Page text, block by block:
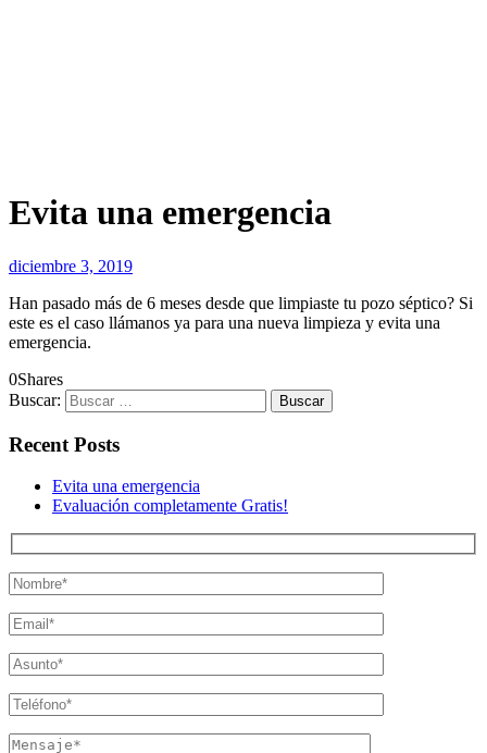
Evita una emergencia
diciembre 3, 2019
Han pasado más de 6 meses desde que limpiaste tu pozo séptico? Si
este es el caso llámanos ya para una nueva limpieza y evita una
emergencia.
0Shares
Buscar:
Recent Posts
Evita una emergencia
Evaluación completamente Gratis!